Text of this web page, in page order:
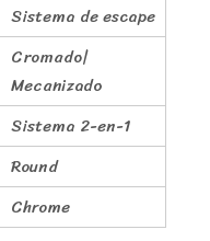
Sistema de escape
Cromado|
Mecanizado
Sistema 2-en-1
Round
Chrome